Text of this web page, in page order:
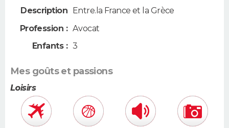
Description
Entre.la France et la Grèce
Profession : Avocat
Enfants : 3
Mes goûts et passions
Loisirs